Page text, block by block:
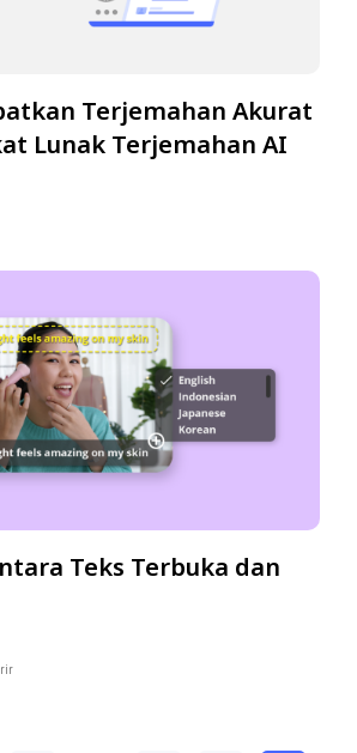
Terjemahan Akurat
Lunak Terjemahan AI
Teks Terbuka dan